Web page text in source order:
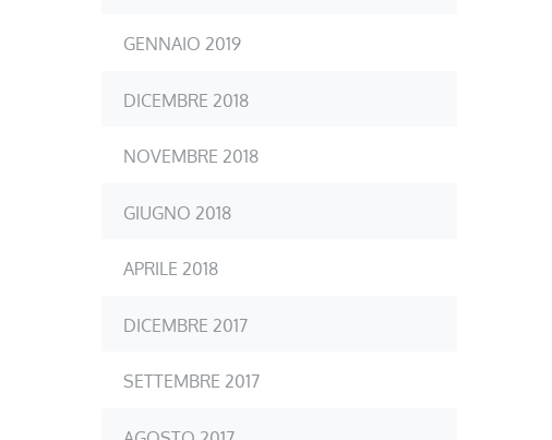
GENNAIO 2019
DICEMBRE 2018
NOVEMBRE 2018
GIUGNO 2018
APRILE 2018
DICEMBRE 2017
SETTEMBRE 2017